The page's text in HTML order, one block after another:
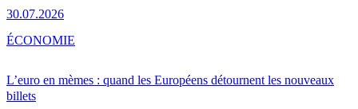
30.07.2026
L’euro en mèmes : quand les Européens détournent les nouveaux
billets
ÉCONOMIE